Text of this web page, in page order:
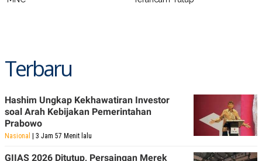
Terbaru
Hashim Ungkap Kekhawatiran Investor
soal Arah Kebijakan Pemerintahan
Prabowo
Nasional | 3 Jam 57 Menit lalu
GIIAS 2026 Ditutup, Persaingan Merek